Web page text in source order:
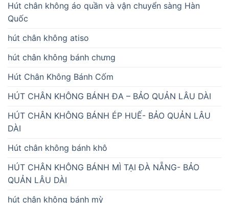
Hút chân không áo quần và vận chuyển sàng Hàn
Quốc
hút chân không atiso
hút chân không bánh chưng
Hút Chân Không Bánh Cốm
HÚT CHÂN KHÔNG BÁNH ĐA – BẢO QUẢN LÂU DÀI
HÚT CHÂN KHÔNG BÁNH ÉP HUẾ- BẢO QUẢN LÂU
DÀI
Hút chân không bánh khô
HÚT CHÂN KHÔNG BÁNH MÌ TẠI ĐÀ NẴNG- BẢO
QUẢN LÂU DÀI
hút chân không bánh mỳ